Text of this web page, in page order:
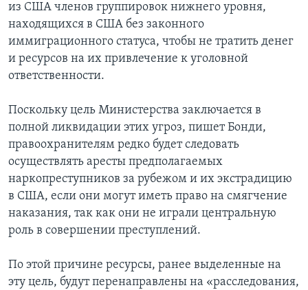
из США членов группировок нижнего уровня,
находящихся в США без законного
иммиграционного статуса, чтобы не тратить денег
и ресурсов на их привлечение к уголовной
ответственности.
Поскольку цель Министерства заключается в
полной ликвидации этих угроз, пишет Бонди,
правоохранителям редко будет следовать
осуществлять аресты предполагаемых
наркопреступников за рубежом и их экстрадицию
в США, если они могут иметь право на смягчение
наказания, так как они не играли центральную
роль в совершении преступлений.
По этой причине ресурсы, ранее выделенные на
эту цель, будут перенаправлены на «расследования,